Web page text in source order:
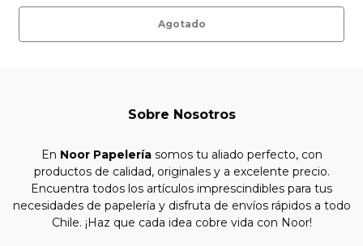
Agotado
Sobre Nosotros
En Noor Papeleríasomos tu aliado perfecto, con
productos de calidad, originales y a excelente precio.
Encuentra todos los artículos imprescindibles para tus
necesidades de papelería y disfruta de envíos rápidos a todo
Chile. ¡Haz que cada idea cobre vida con Noor!